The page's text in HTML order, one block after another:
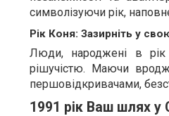
символізуючи рік,
Рік Коня: Зазирніть у
Люди, народжені в рік
рішучістю. Маючи
першовідкривачами,
1991 рік Ваш шлях у